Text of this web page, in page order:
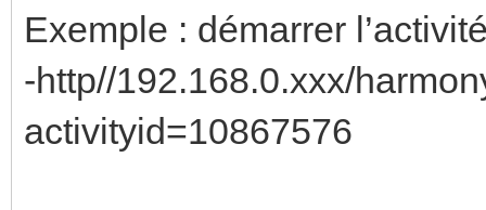
Exemple : démarrer
-http//192.168.0.xxx/
activityid=10867576